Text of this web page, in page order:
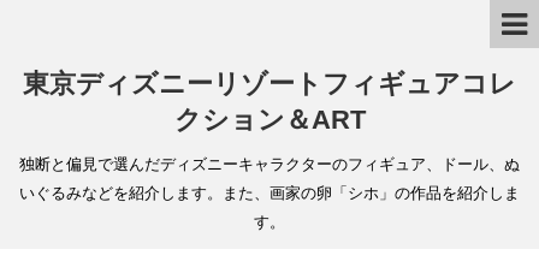
東京ディズニーリゾートフィギュアコレ
クション＆ART
独断と偏見で選んだディズニーキャラクターのフィギュア、ドール、ぬ
いぐるみなどを紹介します。また、画家の卵「シホ」の作品を紹介しま
す。